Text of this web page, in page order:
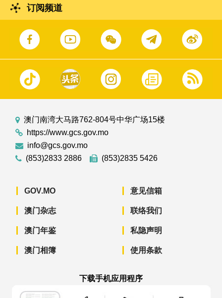
订阅频道
澳门南湾大马路762-804号中华广场15楼
https://www.gcs.gov.mo
info@gcs.gov.mo
(853)2833 2886
(853)2835 5426
GOV.MO
澳门杂志
澳门年鉴
澳门相簿
意见信箱
联络我们
私隐声明
使用条款
下载手机应用程序